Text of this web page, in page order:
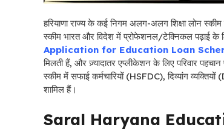
हरियाणा राज्य के कई निगम अलग-अलग शिक्षा लोन
स्कीम भारत और विदेश में प्रोफेशनल/टेक्निकल पढ़ाई के
Application for Education Loan
मिलती हैं, और ज़्यादातर एप्लीकेशन के लिए परिवार
स्कीम में सफाई कर्मचारियों (HSFDC), दिव्यांग
शामिल हैं।
Saral Haryana